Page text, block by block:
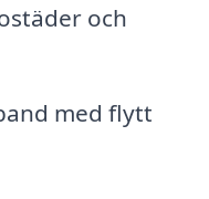
och
med flytt